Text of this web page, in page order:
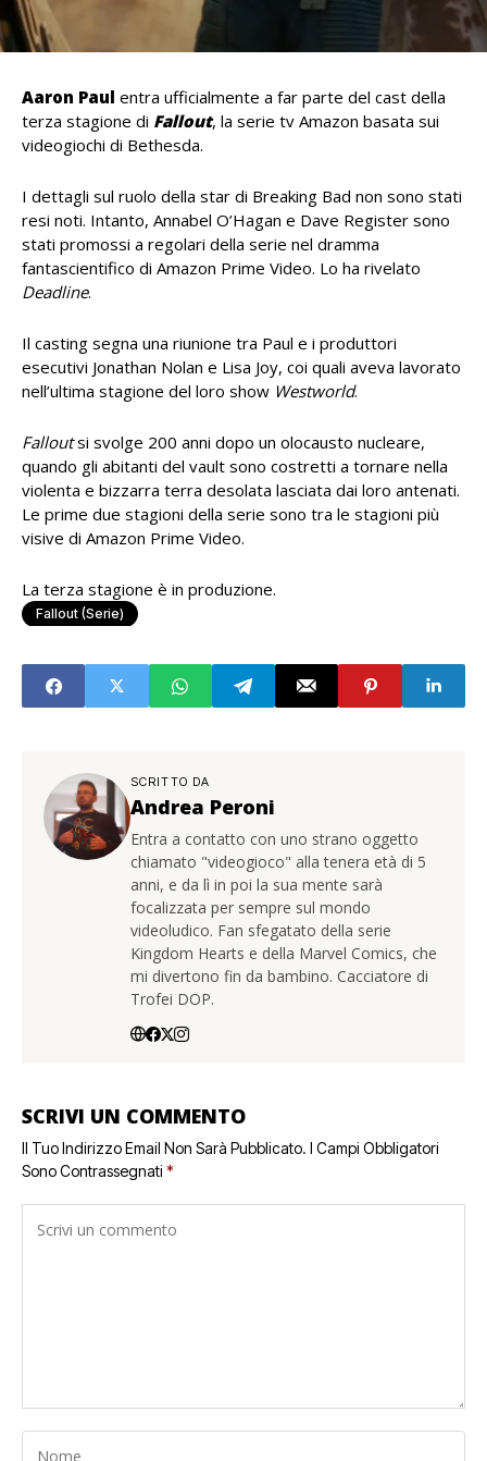
Aaron Paul entra ufficialmente a far parte del cast della
terza stagione di Fallout, la serie tv Amazon basata sui
videogiochi di Bethesda.
I dettagli sul ruolo della star di Breaking Bad non sono stati
resi noti. Intanto, Annabel O’Hagan e Dave Register sono
stati promossi a regolari della serie nel dramma
fantascientifico di Amazon Prime Video. Lo ha rivelato
Deadline.
Il casting segna una riunione tra Paul e i produttori
esecutivi Jonathan Nolan e Lisa Joy, coi quali aveva lavorato
nell’ultima stagione del loro show Westworld.
Falloutsi svolge 200 anni dopo un olocausto nucleare,
quando gli abitanti del vault sono costretti a tornare nella
violenta e bizzarra terra desolata lasciata dai loro antenati.
Le prime due stagioni della serie sono tra le stagioni più
visive di Amazon Prime Video.
La terza stagione è in produzione.
Fallout (serie)
SCRITTO DA
Andrea Peroni
Entra a contatto con uno strano oggetto
chiamato "videogioco" alla tenera età di 5
anni, e da lì in poi la sua mente sarà
focalizzata per sempre sul mondo
videoludico. Fan sfegatato della serie
Kingdom Hearts e della Marvel Comics, che
mi divertono fin da bambino. Cacciatore di
Trofei DOP.
SCRIVI UN COMMENTO
Il Tuo Indirizzo Email Non Sarà Pubblicato. I Campi Obbligatori
Sono Contrassegnati *